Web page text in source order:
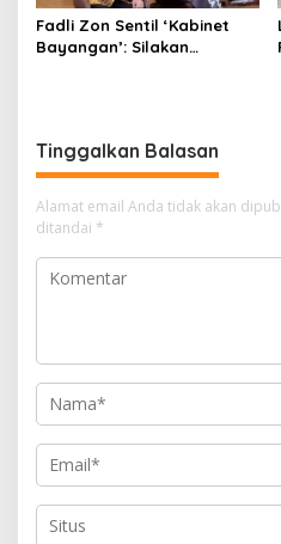
Fadli Zon Sentil ‘Kabinet
Bayangan’: Silakan
Tinggalkan Balasan
Alamat email Anda tidak akan
ditandai *